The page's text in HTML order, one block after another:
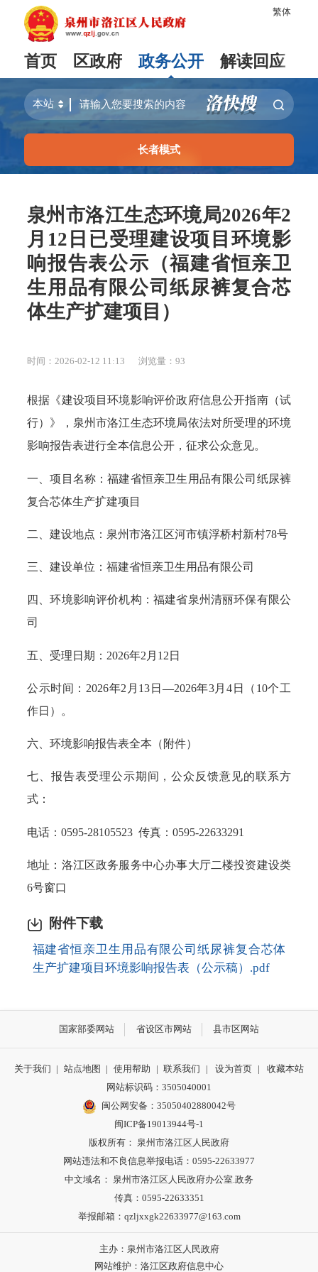
繁体
首页 区政府 政务公开 解读回应
长者模式
泉州市洛江生态环境局2026年2
月12日已受理建设项目环境影
响报告表公示（福建省恒亲卫
生用品有限公司纸尿裤复合芯
体生产扩建项目）
时间：2026-02-12 11:13 浏览量： 93
根据《建设项目环境影响评价政府信息公开指南（试
行）》，泉州市洛江生态环境局依法对所受理的环境
影响报告表进行全本信息公开，征求公众意见。
一、项目名称：福建省恒亲卫生用品有限公司纸尿裤
复合芯体生产扩建项目
二、建设地点：泉州市洛江区河市镇浮桥村新村78号
三、建设单位：福建省恒亲卫生用品有限公司
四、环境影响评价机构：福建省泉州清丽环保有限公
司
五、受理日期：2026年2月12日
公示时间：2026年2月13日—2026年3月4日（10个工
作日）。
六、环境影响报告表全本（附件）
七、报告表受理公示期间，公众反馈意见的联系方
式：
电话：0595-28105523 传真：0595-22633291
地址：洛江区政务服务中心办事大厅二楼投资建设类
6号窗口
附件下载
福建省恒亲卫生用品有限公司纸尿裤复合芯体
生产扩建项目环境影响报告表（公示稿）.pdf
国家部委网站 省设区市网站 县市区网站
关于我们 | 站点地图 | 使用帮助 | 联系我们 | 设为首页 |
收藏本站
网站标识码：3505040001
闽公网安备：35050402880042号
闽ICP备19013944号-1
版权所有： 泉州市洛江区人民政府
网站违法和不良信息举报电话：0595-22633977
中文域名： 泉州市洛江区人民政府办公室.政务
传真：0595-22633351
举报邮箱：qzljxxgk22633977@163.com
主办：泉州市洛江区人民政府
网站维护：洛江区政府信息中心